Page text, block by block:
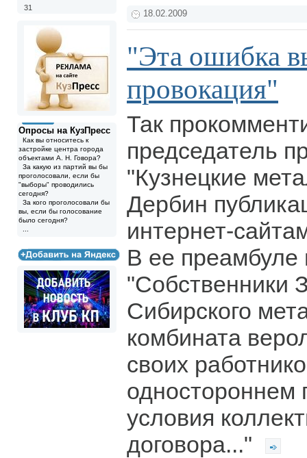
31
Опросы на КузПресс
Как вы относитесь к
застройке центра города
объектами А. Н. Говора?
За какую из партий вы бы
проголосовали, если бы
"выборы" проводились
сегодня?
За кого проголосовали бы
вы, если бы голосование
было сегодня?
18.02.2009
"Эта ошибка
провокация"
Так
председатель
"Кузнецкие
Дербин
интернет-
В ее преамбуле
"Собственники
Сибирского
комбината
своих
одностороннем
условия
договора..."